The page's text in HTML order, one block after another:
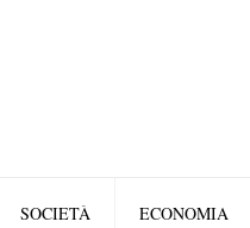
SOCIETÀ ECONOMIA